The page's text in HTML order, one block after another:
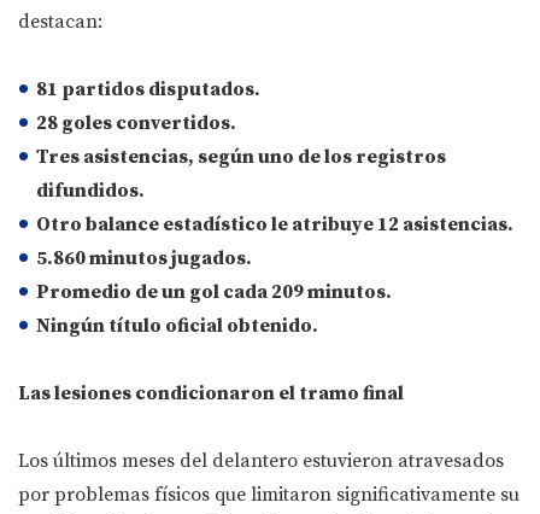
destacan:
81 partidos disputados.
28 goles convertidos.
Tres asistencias, según uno de los registros
difundidos.
Otro balance estadístico le atribuye 12 asistencias.
5.860 minutos jugados.
Promedio de un gol cada 209 minutos.
Ningún título oficial obtenido.
Las lesiones condicionaron el tramo final
Los últimos meses del delantero estuvieron atravesados
por problemas físicos que limitaron significativamente su